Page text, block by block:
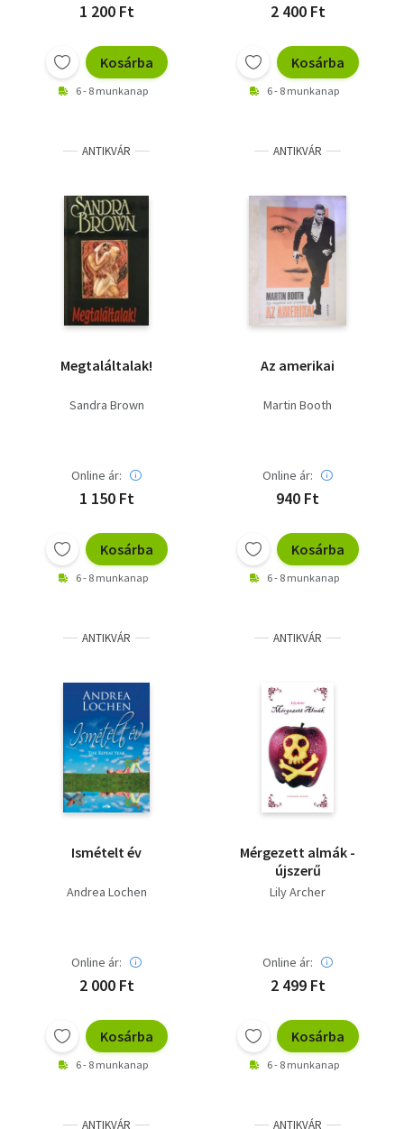
1 200 Ft
Kosárba
6 - 8 munkanap
2 400 Ft
Kosárba
6 - 8 munkanap
ANTIKVÁR
Megtaláltalak!
Sandra Brown
Online ár:
1 150 Ft
Kosárba
6 - 8 munkanap
ANTIKVÁR
Az amerikai
Martin Booth
Online ár:
940 Ft
Kosárba
6 - 8 munkanap
ANTIKVÁR
Ismételt év
Andrea Lochen
Online ár:
2 000 Ft
Kosárba
6 - 8 munkanap
ANTIKVÁR
Mérgezett almák -
újszerű
Lily Archer
Online ár:
2 499 Ft
Kosárba
6 - 8 munkanap
ANTIKVÁR ANTIKVÁR